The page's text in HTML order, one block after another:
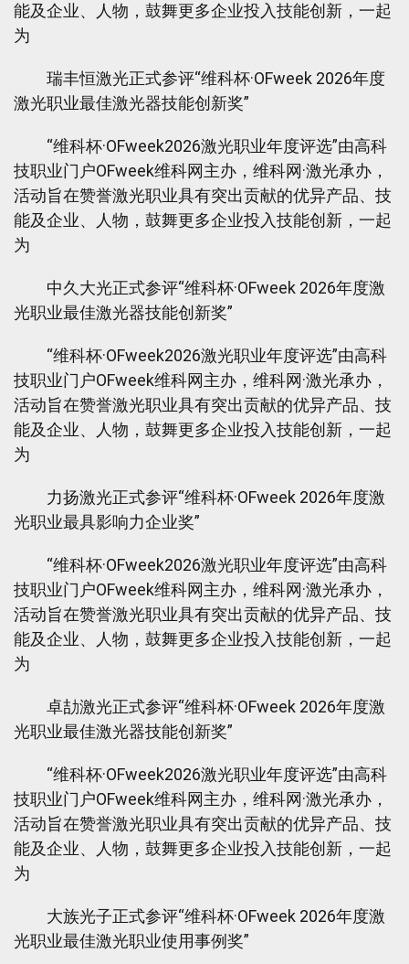
能及企业、人物，鼓舞更多企业投入技能创新，一起
为
瑞丰恒激光正式参评“维科杯·OFweek 2026年度
激光职业最佳激光器技能创新奖”
“维科杯·OFweek2026激光职业年度评选”由高科
技职业门户OFweek维科网主办，维科网·激光承办，
活动旨在赞誉激光职业具有突出贡献的优异产品、技
能及企业、人物，鼓舞更多企业投入技能创新，一起
为
中久大光正式参评“维科杯·OFweek 2026年度激
光职业最佳激光器技能创新奖”
“维科杯·OFweek2026激光职业年度评选”由高科
技职业门户OFweek维科网主办，维科网·激光承办，
活动旨在赞誉激光职业具有突出贡献的优异产品、技
能及企业、人物，鼓舞更多企业投入技能创新，一起
为
力扬激光正式参评“维科杯·OFweek 2026年度激
光职业最具影响力企业奖”
“维科杯·OFweek2026激光职业年度评选”由高科
技职业门户OFweek维科网主办，维科网·激光承办，
活动旨在赞誉激光职业具有突出贡献的优异产品、技
能及企业、人物，鼓舞更多企业投入技能创新，一起
为
卓劼激光正式参评“维科杯·OFweek 2026年度激
光职业最佳激光器技能创新奖”
“维科杯·OFweek2026激光职业年度评选”由高科
技职业门户OFweek维科网主办，维科网·激光承办，
活动旨在赞誉激光职业具有突出贡献的优异产品、技
能及企业、人物，鼓舞更多企业投入技能创新，一起
为
大族光子正式参评“维科杯·OFweek 2026年度激
光职业最佳激光职业使用事例奖”